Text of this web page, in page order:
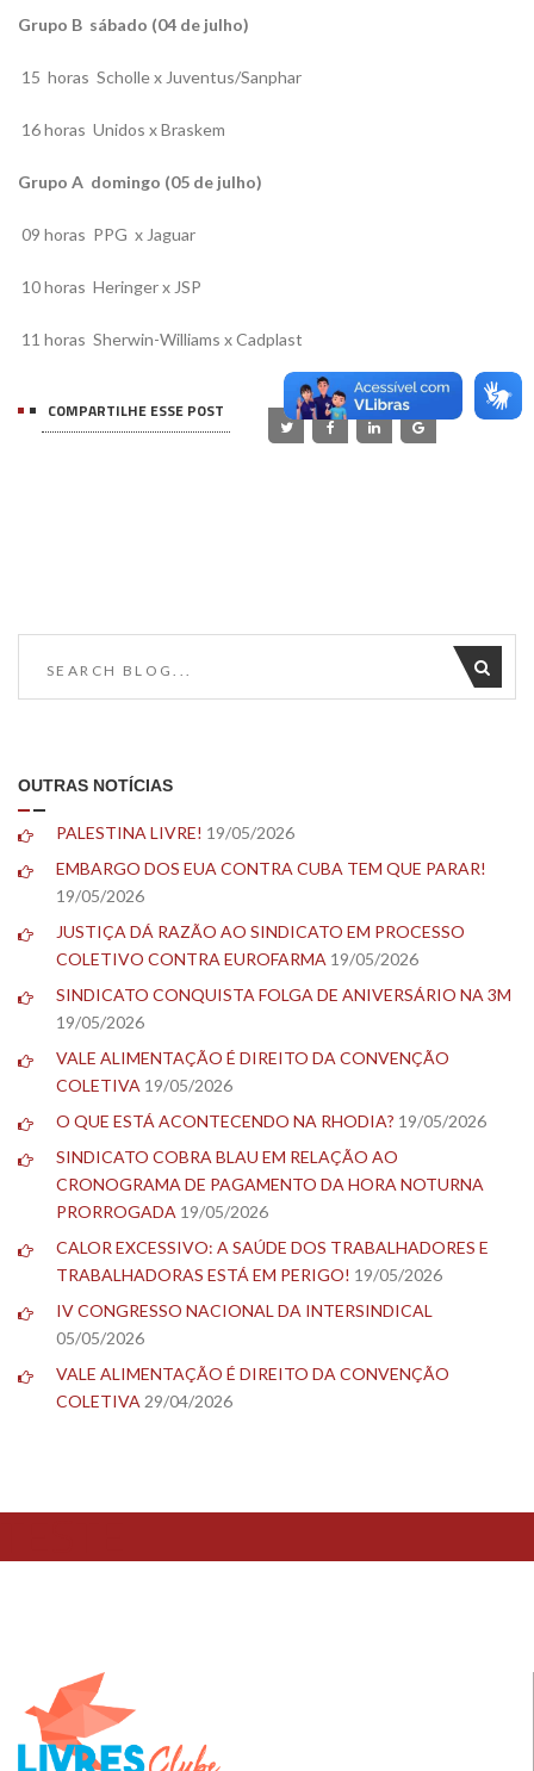
Grupo B  sábado (04 de julho)
15 horas  Scholle x Juventus/Sanphar
16 horas  Unidos x Braskem
Grupo A  domingo (05 de julho)
09 horas  PPG x Jaguar
10 horas  Heringer x JSP
11 horas  Sherwin-Williams x Cadplast
COMPARTILHE ESSE POST
OUTRAS NOTÍCIAS
PALESTINA LIVRE! 19/05/2026
EMBARGO DOS EUA CONTRA CUBA TEM QUE PARAR!
19/05/2026
JUSTIÇA DÁ RAZÃO AO SINDICATO EM PROCESSO
COLETIVO CONTRA EUROFARMA 19/05/2026
SINDICATO CONQUISTA FOLGA DE ANIVERSÁRIO NA 3M
19/05/2026
VALE ALIMENTAÇÃO É DIREITO DA CONVENÇÃO
COLETIVA 19/05/2026
O QUE ESTÁ ACONTECENDO NA RHODIA? 19/05/2026
SINDICATO COBRA BLAU EM RELAÇÃO AO
CRONOGRAMA DE PAGAMENTO DA HORA NOTURNA
PRORROGADA 19/05/2026
CALOR EXCESSIVO: A SAÚDE DOS TRABALHADORES E
TRABALHADORAS ESTÁ EM PERIGO! 19/05/2026
IV CONGRESSO NACIONAL DA INTERSINDICAL
05/05/2026
VALE ALIMENTAÇÃO É DIREITO DA CONVENÇÃO
COLETIVA 29/04/2026
TESTE